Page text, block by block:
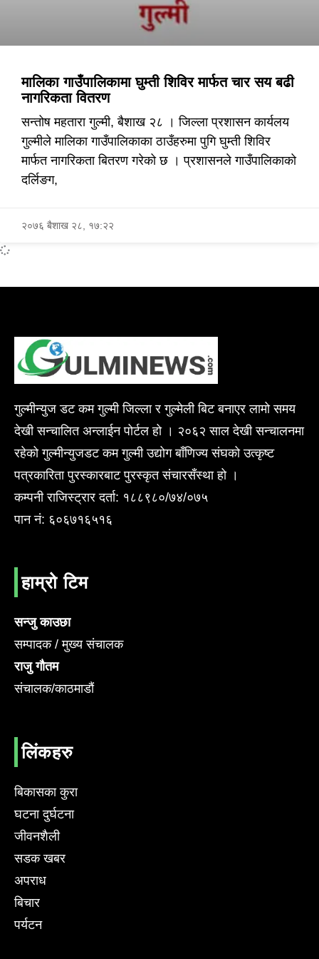
मालिका गाउँपालिकामा घुम्ती शिविर मार्फत चार सय बढी
नागरिकता वितरण
सन्तोष महतारा गुल्मी, बैशाख २८ । जिल्ला प्रशासन कार्यलय
गुल्मीले मालिका गाउँपालिकाका ठाउँहरुमा पुगि घुम्ती शिविर
मार्फत नागरिकता बितरण गरेको छ । प्रशासनले गाउँपालिकाको
दर्लिङग,
२०७६ बैशाख २८, १७:२२
गुल्मीन्युज डट कम गुल्मी जिल्ला र गुल्मेली बिट बनाएर लामो समय
देखी सन्चालित अन्लाईन पोर्टल हो । २०६२ साल देखी सन्चालनमा
रहेको गुल्मीन्युजडट कम गुल्मी उद्योग बाँणिज्य संघको उत्कृष्ट
पत्रकारिता पुरस्कारबाट पुरस्कृत संचारसँस्था हो ।
कम्पनी राजिस्ट्रार दर्ता: १८८९८०/७४/०७५
पान नं: ६०६७१६५१६
हाम्रो टिम
सन्जु काउछा
सम्पादक / मुख्य संचालक
राजु गौतम
संचालक/काठमाडौं
लिंकहरु
बिकासका कुरा
घटना दुर्घटना
जीवनशैली
सडक खबर
अपराध
बिचार
पर्यटन